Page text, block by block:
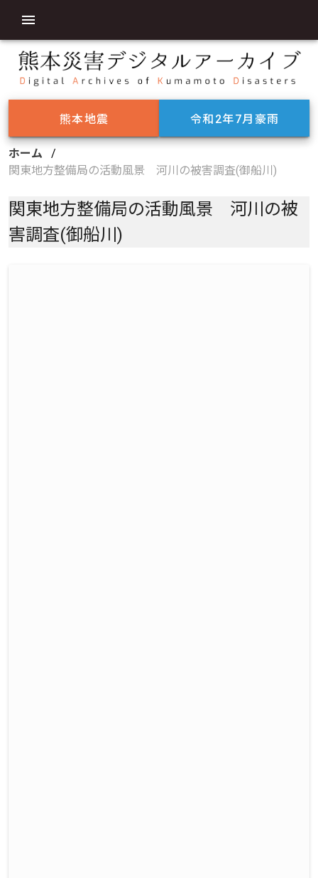
熊本地震 令和2年7月豪雨
ホーム
/
関東地方整備局の活動風景 河川の被害調査(御船川)
関東地方整備局の活動風景 河川の被
害調査(御船川)